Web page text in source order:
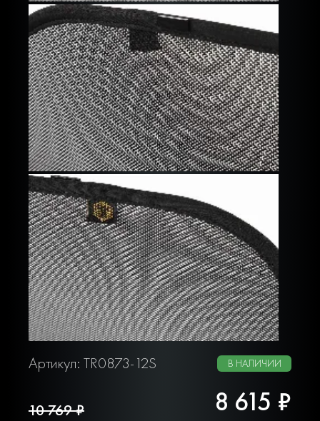
Артикул: TR0873-12S В НАЛИЧИИ
10 769 ₽ 8 615 ₽